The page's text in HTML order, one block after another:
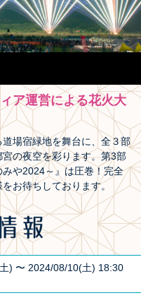
ア運営による花火大
場宿緑地を舞台に、全３部
の夜空を彩ります。第3部
や2024～』は圧巻！完全
お待ちしております。
) 〜 2024/08/10(土) 18:30